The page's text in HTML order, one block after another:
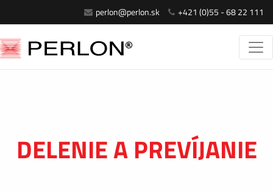
perlon@perlon.sk +421 (0)55 - 68 22 111
DELENIE A PREVÍJANIE